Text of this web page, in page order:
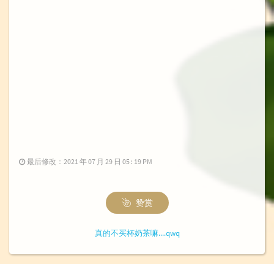
最后修改：2021 年 07 月 29 日 05 : 19 PM
赞赏
真的不买杯奶茶嘛....qwq